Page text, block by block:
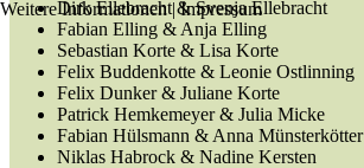
Dirk Ellebracht & Svenja Ellebracht
Fabian Elling & Anja Elling
Sebastian Korte & Lisa Korte
Felix Buddenkotte & Leonie Ostlinning
Felix Dunker & Juliane Korte
Patrick Hemkemeyer & Julia Micke
Fabian Hülsmann & Anna Münsterkötter
Niklas Habrock & Nadine Kersten
Weitere Informationen|Impressum